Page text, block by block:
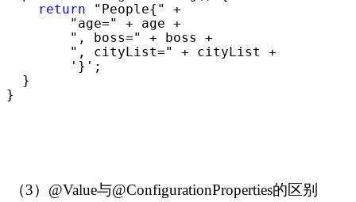
return "People{" +
        '}'
;
}
（3）@Value与@ConfigurationProperties的区别